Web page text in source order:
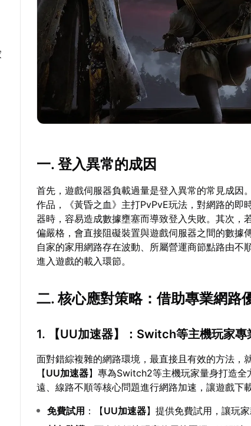
一. 登入異常的成因
首先，遊戲伺服器負載過量是登入異常的常見成因
作品，《黃昏之血》主打PvPvE玩法，對網路的即
器時，容易造成數據壅塞而導致登入失敗。其次
偏嚴格，會直接阻礙裝置與遊戲伺服器之間的數據
自家的家用網路存在波動、所屬營運商節點路由不
進入遊戲的載入環節。
二. 核心應對策略：借助專業網路
1. 【UU加速器】：Switch等主機玩家專
面對錯綜複雜的網路環境，最直接且有效的方法，
【UU加速器】專為Switch2等主機玩家量身打造
遠、線路不順等核心問題進行網路加速，讓遊戲下
免費試用 ：【UU加速器】提供免費試用，讓玩